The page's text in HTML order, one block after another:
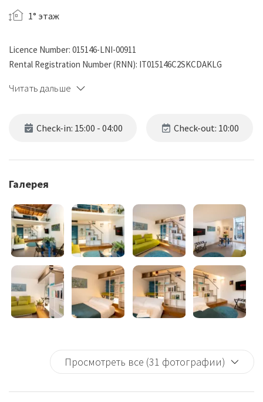
1° этаж
Licence Number: 015146-LNI-00911
Rental Registration Number (RNN): IT015146C2SKCDAKLG
Читать дальше
Check-in: 15:00 - 04:00 Check-out: 10:00
Галерея
Просмотреть все (31 фотографии)